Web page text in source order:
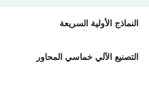
النماذج الأولية السريعة
التصنيع الآلي خماسي المحاور